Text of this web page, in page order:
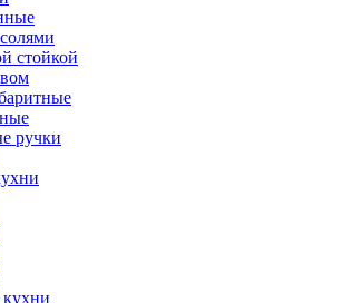
стойкой
ручки
кухни